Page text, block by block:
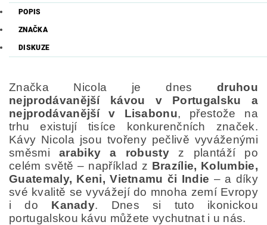
POPIS
ZNAČKA
DISKUZE
Značka Nicola je dnesdruhou
nejprodávanější kávou v Portugalsku a
nejprodávanější v Lisabonu, přestože na
trhu existují tisíce konkurenčních značek.
Kávy Nicola jsou tvořeny pečlivě vyváženými
směsmiarabiky a robusty z plantáží po
celém světě – například z Brazílie, Kolumbie,
Guatemaly, Keni, Vietnamu či Indie – a díky
své kvalitě se vyvážejí do mnoha zemí Evropy
i do Kanady. Dnes si tuto ikonickou
portugalskou kávu můžete vychutnat i u nás.